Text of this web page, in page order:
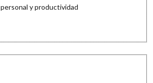
personal y productividad